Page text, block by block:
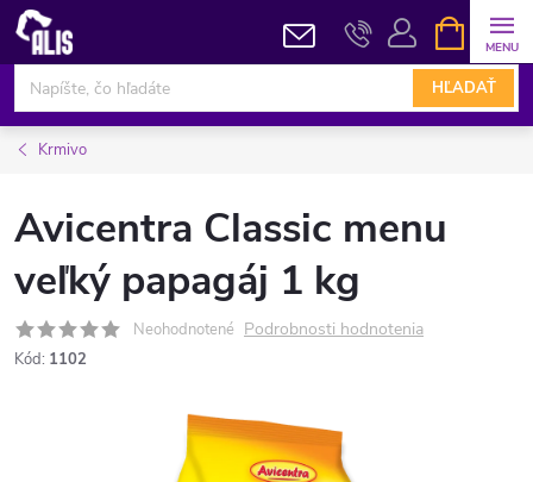
Prejsť
obsah
HĽADAŤ
KOŠÍK
Krmivo
Avicentra Classic menu
veľký papagáj 1 kg
Neohodnotené Podrobnosti hodnotenia
Kód: 1102